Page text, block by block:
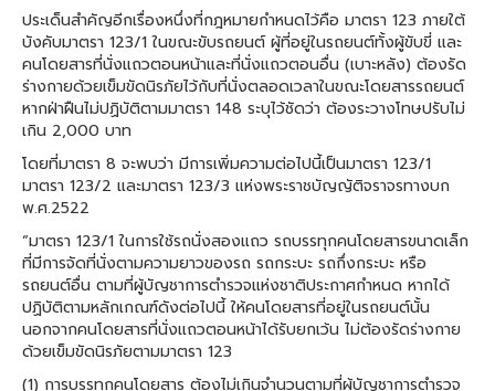
ประเด็นสำคัญอีกเรื่องหนึ่งที่กฎหมายกำหนดไว้คือ มาตรา 123 ภายใต้
บังคับมาตรา 123/1 ในขณะขับรถยนต์ ผู้ที่อยู่ในรถยนต์ทั้งผู้ขับขี่ และ
คนโดยสารที่นั่งแถวตอนหน้าและที่นั่งแถวตอนอื่น (เบาะหลัง) ต้องรัด
ร่างกายด้วยเข็มขัดนิรภัยไว้กับที่นั่งตลอดเวลาในขณะโดยสารรถยนต์
หากฝ่าฝืนไม่ปฏิบัติตามมาตรา 148 ระบุไว้ชัดว่า ต้องระวางโทษปรับไม่
เกิน 2,000 บาท
โดยที่มาตรา 8 จะพบว่า มีการเพิ่มความต่อไปนี้เป็นมาตรา 123/1
มาตรา 123/2 และมาตรา 123/3 แห่งพระราชบัญญัติจราจรทางบก
พ.ศ.2522
“มาตรา 123/1 ในการใช้รถนั่งสองแถว รถบรรทุกคนโดยสารขนาดเล็ก
ที่มีการจัดที่นั่งตามความยาวของรถ รถกระบะ รถกึ่งกระบะ หรือ
รถยนต์อื่น ตามที่ผู้บัญชาการตำรวจแห่งชาติประกาศกำหนด หากได้
ปฏิบัติตามหลักเกณฑ์ดังต่อไปนี้ ให้คนโดยสารที่อยู่ในรถยนต์นั้น
นอกจากคนโดยสารที่นั่งแถวตอนหน้าได้รับยกเว้น ไม่ต้องรัดร่างกาย
ด้วยเข็มขัดนิรภัยตามมาตรา 123
(1) การบรรทุกคนโดยสาร ต้องไม่เกินจำนวนตามที่ผู้บัญชาการตำรวจ